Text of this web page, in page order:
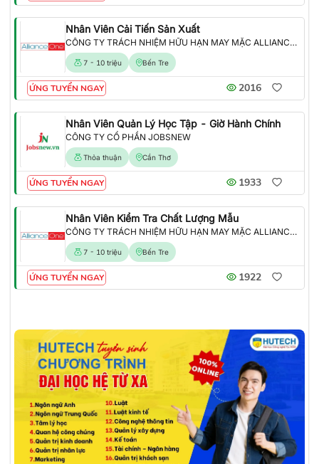
Nhân Viên Cải Tiến Sản Xuất
CÔNG TY TRÁCH NHIỆM HỮU HẠN MAY MẶC ALLIANCE ONE
7 - 10 triệu Bến Tre
ỨNG TUYỂN NGAY 2016
Nhân Viên Quản Lý Học Tập - Giờ Hành Chính
CÔNG TY CỔ PHẦN JOBSNEW
Thỏa thuận Cần Thơ
ỨNG TUYỂN NGAY 1933
Nhân Viên Kiểm Tra Chất Lượng Mẫu
CÔNG TY TRÁCH NHIỆM HỮU HẠN MAY MẶC ALLIANCE ONE
7 - 10 triệu Bến Tre
ỨNG TUYỂN NGAY 1922